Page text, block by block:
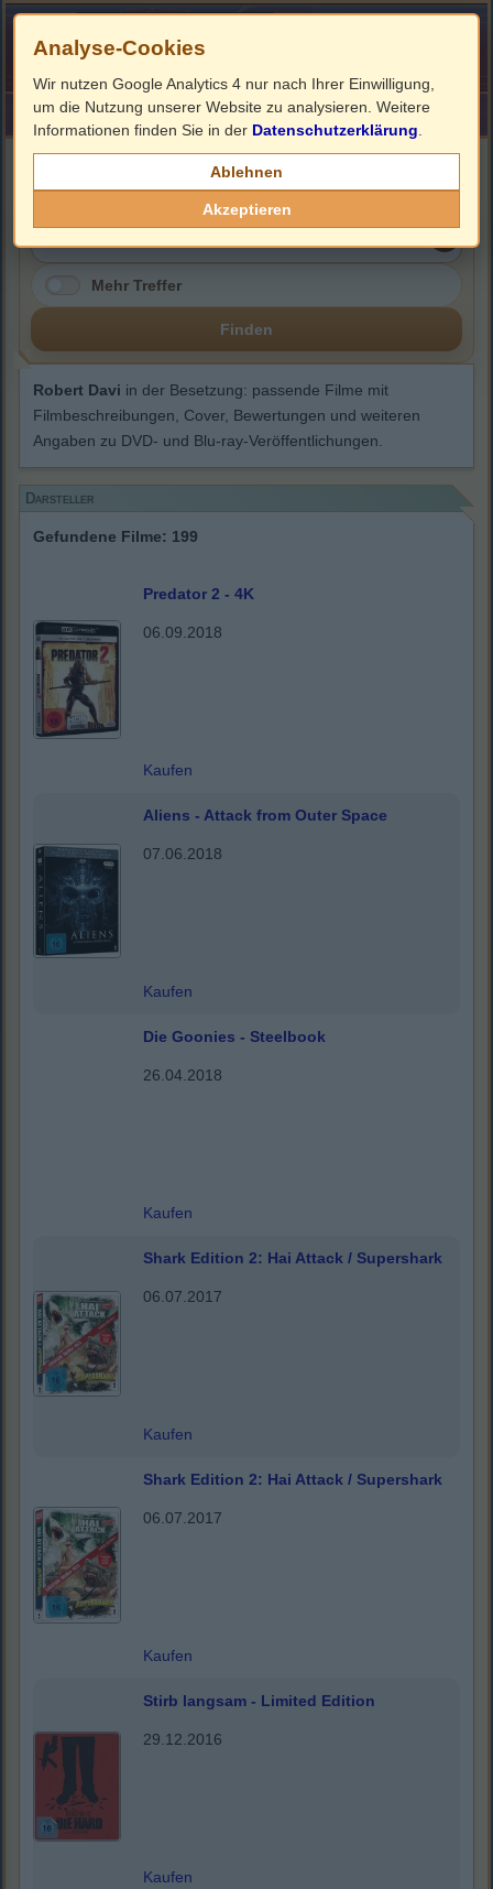
HOME ImpressumLinks
Mehr Treffer
Finden
Robert Davi in der Besetzung: passende Filme mit
Filmbeschreibungen, Cover, Bewertungen und weiteren
Angaben zu DVD- und Blu-ray-Veröffentlichungen.
Darsteller
Gefundene Filme: 199
Predator 2 - 4K
06.09.2018
Kaufen
Aliens - Attack from Outer Space
07.06.2018
Kaufen
Die Goonies - Steelbook
26.04.2018
Kaufen
Shark Edition 2: Hai Attack / Supershark
06.07.2017
Kaufen
Shark Edition 2: Hai Attack / Supershark
06.07.2017
Kaufen
Stirb langsam - Limited Edition
29.12.2016
Kaufen
Analyse-Cookies
Wir nutzen Google Analytics 4 nur nach Ihrer Einwilligung,
um die Nutzung unserer Website zu analysieren. Weitere
Informationen finden Sie in der Datenschutzerklärung
Ablehnen
Akzeptieren